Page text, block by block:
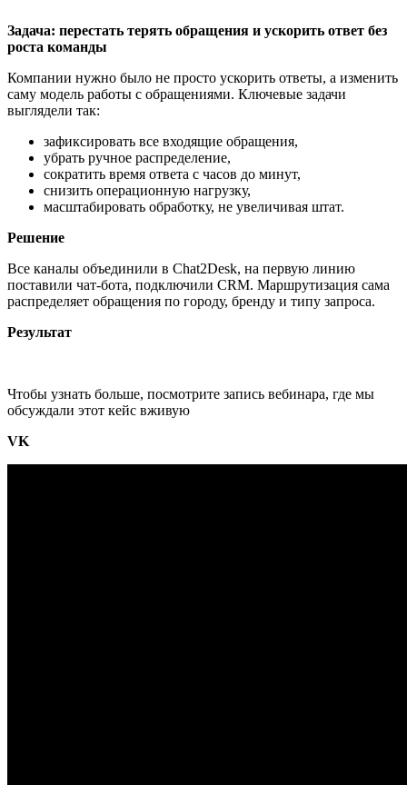
Задача: перестать терять обращения и ускорить ответ без
роста команды
Компании нужно было не просто ускорить ответы, а изменить
саму модель работы с обращениями. Ключевые задачи
выглядели так:
зафиксировать все входящие обращения,
убрать ручное распределение,
сократить время ответа с часов до минут,
снизить операционную нагрузку,
масштабировать обработку, не увеличивая штат.
Решение
Все каналы объединили в Chat2Desk, на первую линию
поставили чат-бота, подключили CRM. Маршрутизация сама
распределяет обращения по городу, бренду и типу запроса.
Результат
Чтобы узнать больше, посмотрите запись вебинара, где мы
обсуждали этот кейс вживую
VK